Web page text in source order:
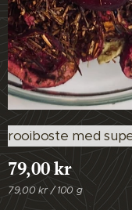
rooiboste med
79,00kr
79,00 kr / 100 g